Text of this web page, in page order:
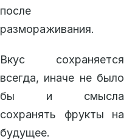
после
размораживания.
Вкус сохраняется
всегда, иначе не было
бы и смысла
сохранять фрукты на
будущее.